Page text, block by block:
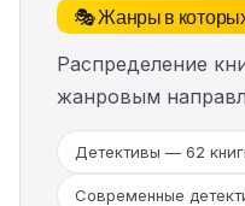
🎭 Жанры в
Распределение
жанровым
Детективы — 62
Современные